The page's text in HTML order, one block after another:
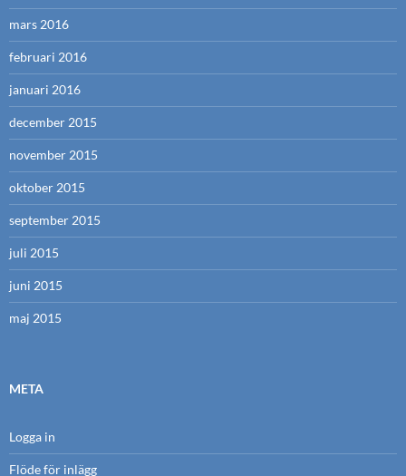
mars 2016
februari 2016
januari 2016
december 2015
november 2015
oktober 2015
september 2015
juli 2015
juni 2015
maj 2015
META
Logga in
Flöde för inlägg